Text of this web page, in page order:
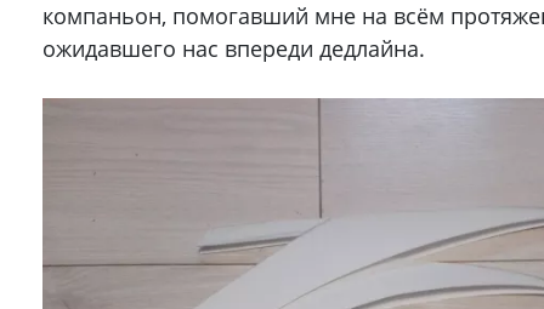
компаньон, помогавший мне на всём
ожидавшего нас впереди дедлайна.